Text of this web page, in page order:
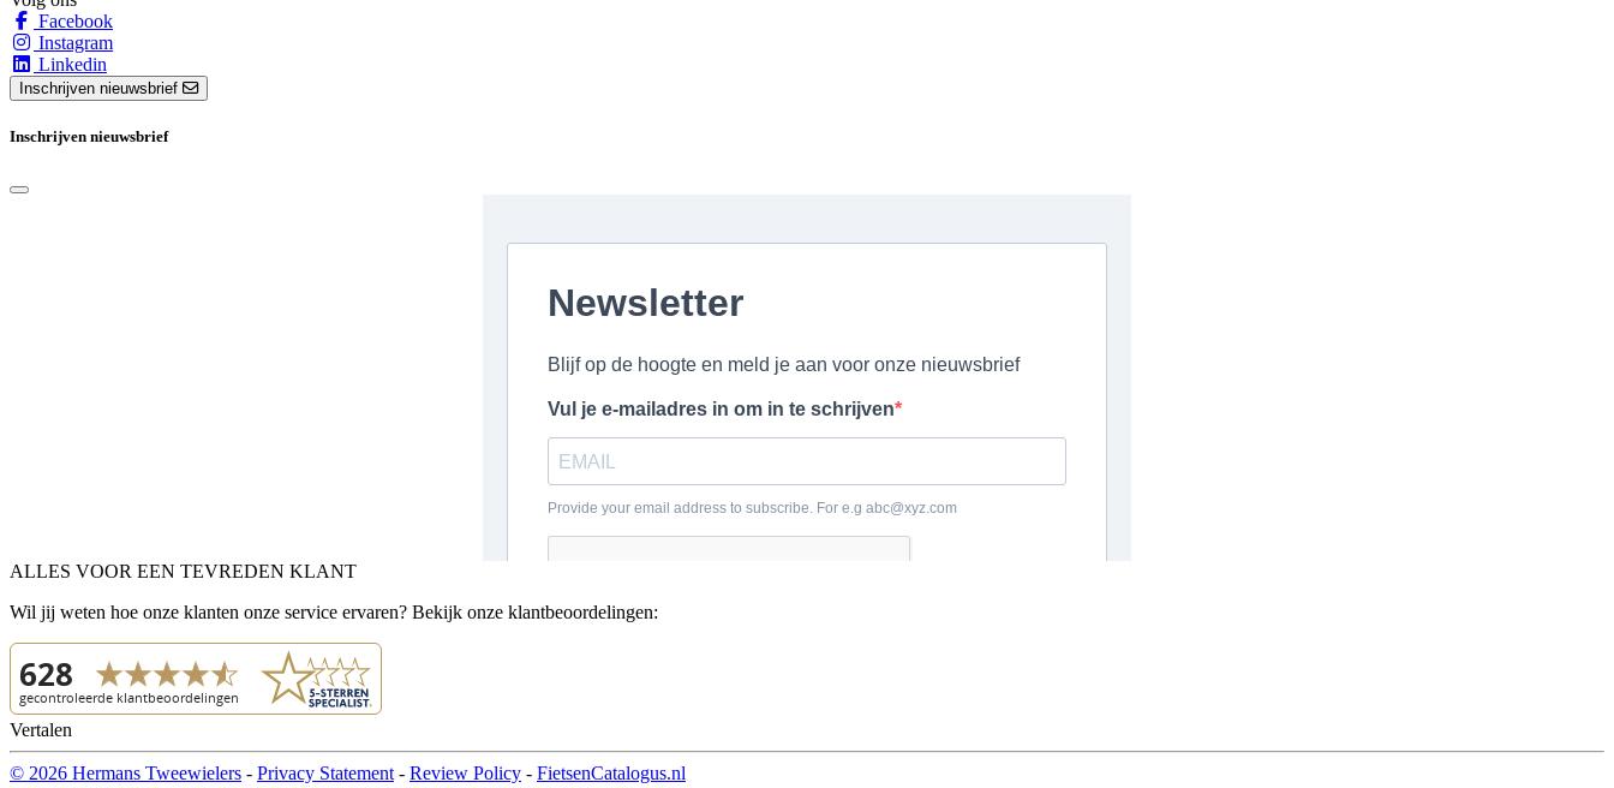
Facebook
Instagram
Linkedin
Inschrijven nieuwsbrief
Inschrijven nieuwsbrief
ALLES VOOR EEN TEVREDEN KLANT
Wil jij weten hoe onze klanten onze service ervaren? Bekijk onze klantbeoordelingen:
Vertalen
© 2026 Hermans Tweewielers - Privacy Statement - Review Policy - FietsenCatalogus.nl